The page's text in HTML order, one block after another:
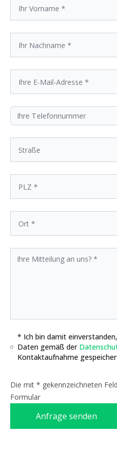
* Ich bin damit
Daten gemäß der
Kontaktaufnahme
Die mit * gekennzeichneten
Formular
Anfrage senden